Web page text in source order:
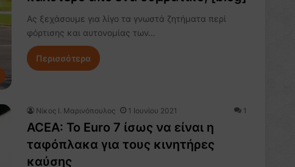
Ας ξεχάσουμε για λίγο τα γνωστά ζητήματα περί
φόρτισης και αυτονομίας των…
Περισσότερα
Nίκος Ι. Mαρινόπουλος 1 Ιουνίου 2021 1
ACEA: Το Euro 7 ίσως να είναι η
ταφόπλακα για τους κινητήρες
καύσης